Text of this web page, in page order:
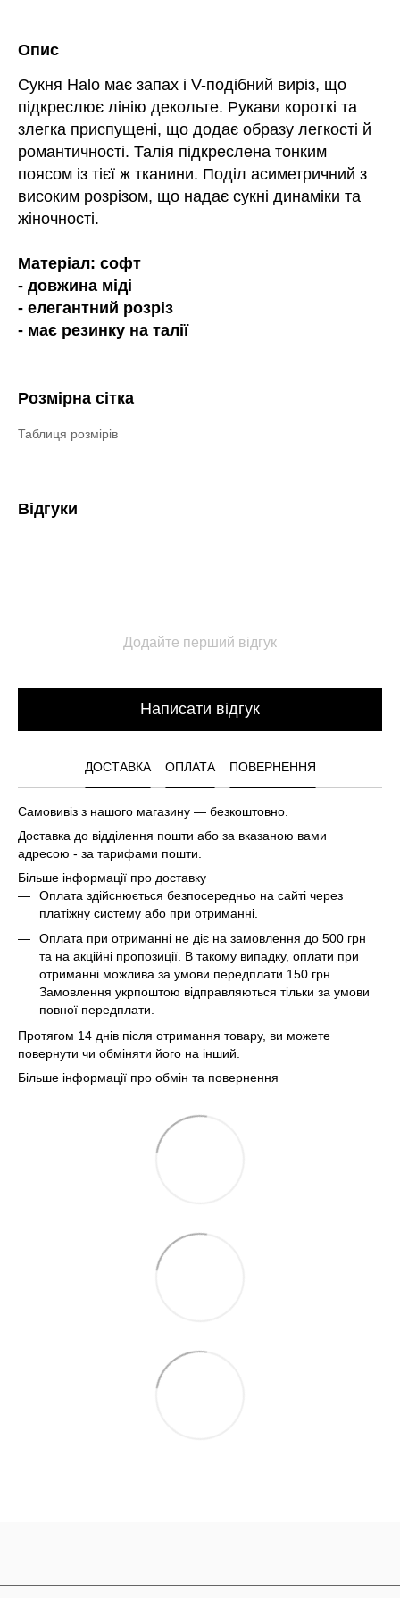
Опис
Сукня Halo має запах і V-подібний виріз, що
підкреслює лінію декольте. Рукави короткі та
злегка приспущені, що додає образу легкості й
романтичності. Талія підкреслена тонким
поясом із тієї ж тканини. Поділ асиметричний з
високим розрізом, що надає сукні динаміки та
жіночності.
Матеріал: софт
- довжина міді
- елегантний розріз
- має резинку на талії
Розмірна сітка
Таблиця розмірів
Відгуки
Додайте перший відгук
Написати відгук
ДОСТАВКА ОПЛАТА ПОВЕРНЕННЯ
Самовивіз з нашого магазину — безкоштовно.
Доставка до відділення пошти або за вказаною вами
адресою - за тарифами пошти.
Більше інформації про доставку
Оплата здійснюється безпосередньо на сайті через
платіжну систему або при отриманні.
Оплата при отриманні не діє на замовлення до 500 грн
та на акційні пропозиції. В такому випадку, оплати при
отриманні можлива за умови передплати 150 грн.
Замовлення укрпоштою відправляються тільки за умови
повної передплати.
Протягом 14 днів після отримання товару, ви можете
повернути чи обміняти його на інший.
Більше інформації про обмін та повернення